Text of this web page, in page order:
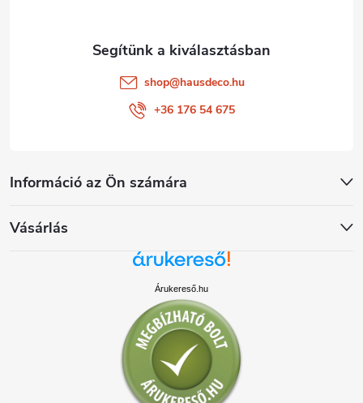
Információ az Ön számára
Vásárlás
shop@hausdeco.hu
+36 176 54 675
Árukereső.hu